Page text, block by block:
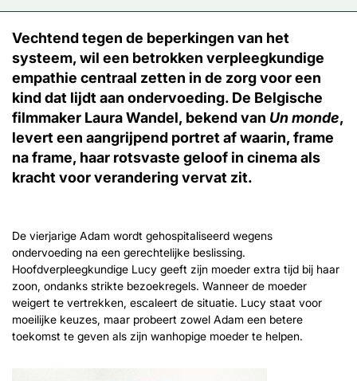
Vechtend tegen de beperkingen van het
systeem, wil een betrokken verpleegkundige
empathie centraal zetten in de zorg voor een
kind dat lijdt aan ondervoeding. De Belgische
filmmaker Laura Wandel, bekend van Un monde,
levert een aangrijpend portret af waarin, frame
na frame, haar rotsvaste geloof in cinema als
kracht voor verandering vervat zit.
De vierjarige Adam wordt gehospitaliseerd wegens
ondervoeding na een gerechtelijke beslissing.
Hoofdverpleegkundige Lucy geeft zijn moeder extra tijd bij haar
zoon, ondanks strikte bezoekregels. Wanneer de moeder
weigert te vertrekken, escaleert de situatie. Lucy staat voor
moeilijke keuzes, maar probeert zowel Adam een betere
toekomst te geven als zijn wanhopige moeder te helpen.